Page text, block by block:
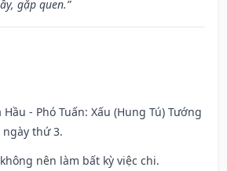
gặp quen.”
Hầu - Phó Tuấn: Xấu (Hung Tú) Tướng
thứ 3.
nên làm bất kỳ việc chi.